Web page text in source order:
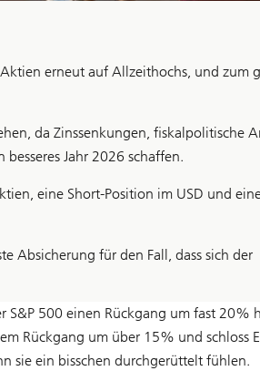
erneut auf Allzeithochs, und zum
da Zinssenkungen, fiskalpolitische
Jahr 2026 schaffen.
eine Short-Position im USD und
Absicherung für den Fall, dass sich der
S&P 500 einen Rückgang um fast 20%
Rückgang um über 15% und schloss
sie ein bisschen durchgerüttelt fühlen.